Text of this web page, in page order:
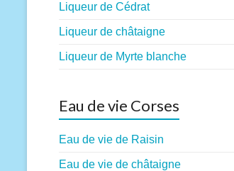
Liqueur de Cédrat
Liqueur de châtaigne
Liqueur de Myrte blanche
Eau de vie Corses
Eau de vie de Raisin
Eau de vie de châtaigne